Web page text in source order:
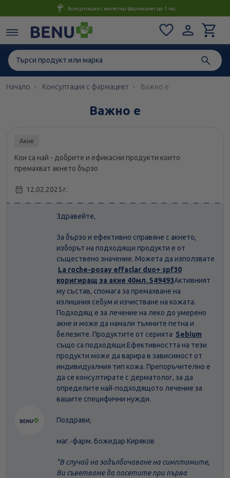
Консултация с магистър-фармацевт до 1 час
Начало Консултация с фармацевт Важно е
Важно е
Акне
Кои са най - добрите и ефикасни продукти които
премахват акнето бързо
12.02.2025 г.
Здравейте,
За бързо и ефективно справяне с акнето,
изборът на подходящи продукти е от
съществено значение. Можета да използвате
La roche-posay effaclar duo+ spf30
коригиращ за акне 40мл. 549493Активният
му състав, спомага за премахване на
излишния себум и изчистване на кожата.
Подходящ е за лечение на леко до умерено
акне и може да намали тъмните петна и
белезите. Продуктите от серията Sebium
също са подходящи.Ефективността на тези
продукти може да варира в зависимост от
индивидуалния тип кожа. Препоръчително е
да се консултирате с дерматолог, за да
определите най-подходящото лечение за
вашите специфични нужди.
Поздрави,
маг.-фарм. Божидар Киряков
"В случай на задълбочаване на симптомите,
Ви съветваме да посетите при първа